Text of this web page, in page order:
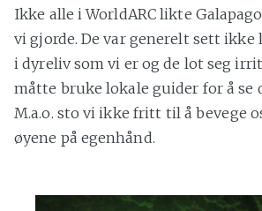
Ikke alle i WorldARC likte
vi gjorde. De var generelt sett ikke
i dyreliv som vi er og de lot seg
måtte bruke lokale guider for å se
M.a.o. sto vi ikke fritt til å bevege
øyene på egenhånd.